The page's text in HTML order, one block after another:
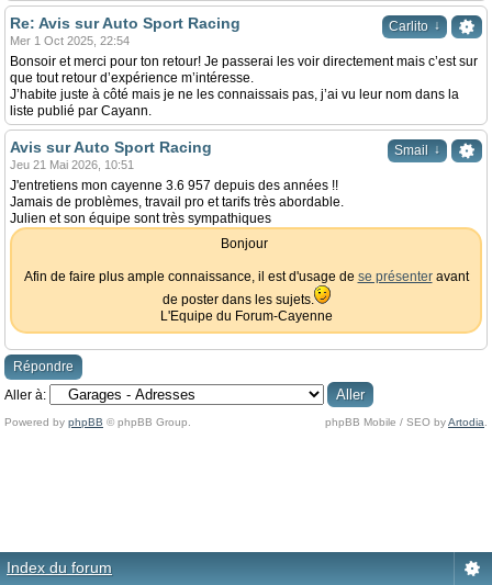
Carlito ↓
Re: Avis sur Auto Sport Racing
Mer 1 Oct 2025, 22:54
Bonsoir et merci pour ton retour! Je passerai les voir directement mais c’est sur
que tout retour d’expérience m’intéresse.
J’habite juste à côté mais je ne les connaissais pas, j’ai vu leur nom dans la
liste publié par Cayann.
Smail ↓
Avis sur Auto Sport Racing
Jeu 21 Mai 2026, 10:51
J'entretiens mon cayenne 3.6 957 depuis des années !!
Jamais de problèmes, travail pro et tarifs très abordable.
Julien et son équipe sont très sympathiques
Bonjour
Afin de faire plus ample connaissance, il est d'usage de se présenteravant
de poster dans les sujets.
L'Equipe du Forum-Cayenne
Répondre
Aller à:
Powered by phpBB © phpBB Group. phpBB Mobile / SEO byArtodia
Index du forum